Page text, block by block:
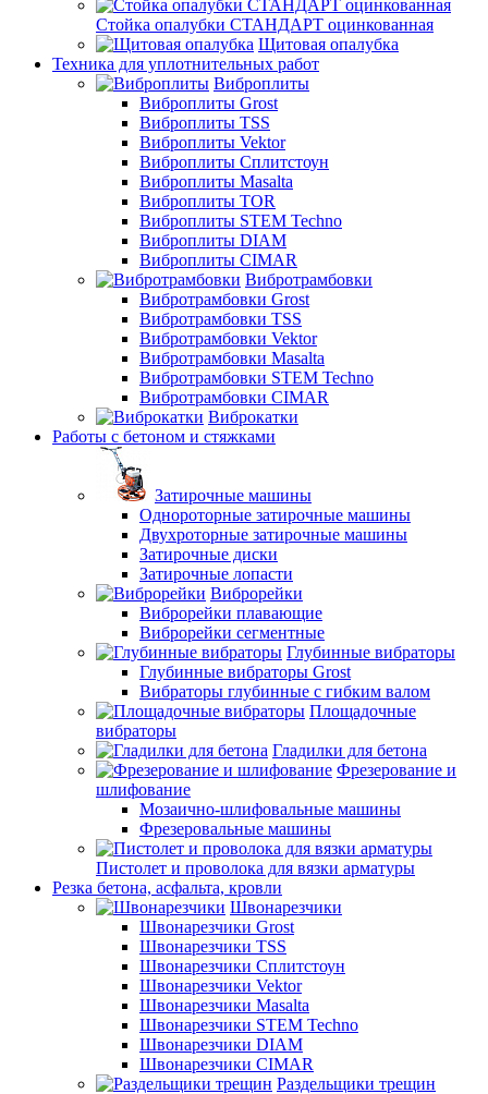
Стойка опалубки СТАНДАРТ оцинкованная
Щитовая опалубка
Техника для уплотнительных работ
Виброплиты
Виброплиты Grost
Виброплиты TSS
Виброплиты Vektor
Виброплиты Сплитстоун
Виброплиты Masalta
Виброплиты TOR
Виброплиты STEM Techno
Виброплиты DIAM
Виброплиты CIMAR
Вибротрамбовки
Вибротрамбовки Grost
Вибротрамбовки TSS
Вибротрамбовки Vektor
Вибротрамбовки Masalta
Вибротрамбовки STEM Techno
Вибротрамбовки CIMAR
Виброкатки
Работы с бетоном и стяжками
Затирочные машины
Однороторные затирочные машины
Двухроторные затирочные машины
Затирочные диски
Затирочные лопасти
Виброрейки
Виброрейки плавающие
Виброрейки сегментные
Глубинные вибраторы
Глубинные вибраторы Grost
Вибраторы глубинные с гибким валом
Площадочные
вибраторы
Гладилки для бетона
Фрезерование и
шлифование
Мозаично-шлифовальные машины
Фрезеровальные машины
Пистолет и проволока для вязки арматуры
Резка бетона, асфальта, кровли
Швонарезчики
Швонарезчики Grost
Швонарезчики TSS
Швонарезчики Сплитстоун
Швонарезчики Vektor
Швонарезчики Masalta
Швонарезчики STEM Techno
Швонарезчики DIAM
Швонарезчики CIMAR
Раздельщики трещин